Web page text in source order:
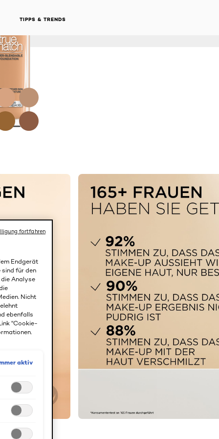
TIPPS & TRENDS
Endgerät
sind für den
Analyse
Nicht
ebenfalls
"Cookie-
aktiv
fortfahren